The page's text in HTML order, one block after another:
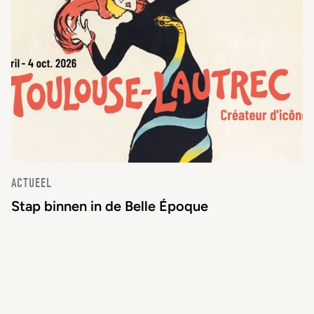
ACTUEEL
Stap binnen in de Belle Époque